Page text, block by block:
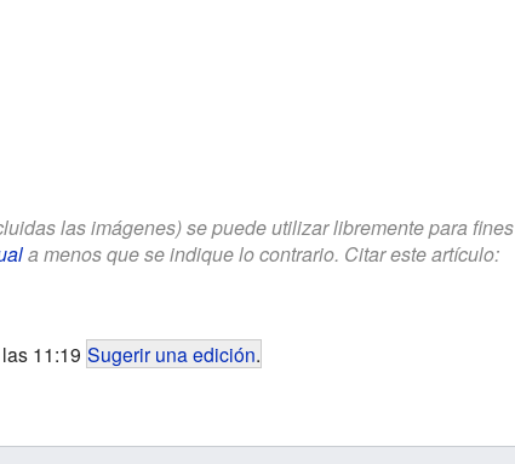
las imágenes) se puede utilizar libremente para fines
a menos que se indique lo contrario. Citar este artículo:
11:19 Sugerir una edición.